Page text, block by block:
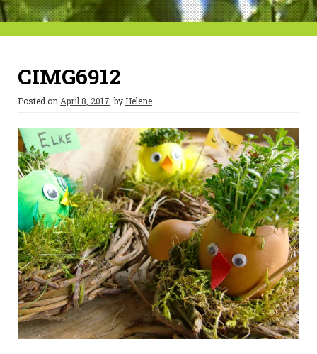
CIMG6912
Posted on April 8, 2017 by Helene